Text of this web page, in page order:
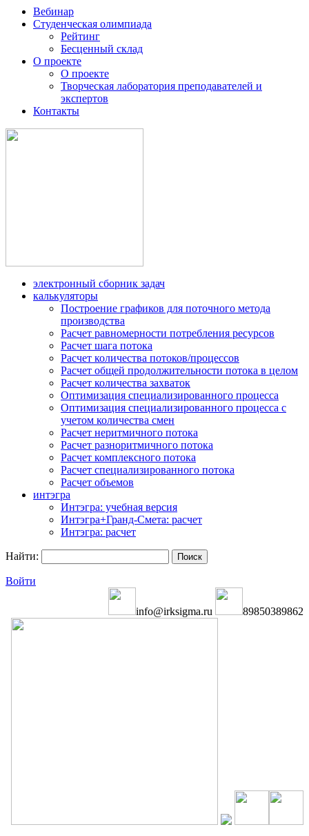
Вебинар
Студенческая олимпиада
Рейтинг
Бесценный склад
О проекте
О проекте
Творческая лаборатория преподавателей и
экспертов
Контакты
электронный сборник задач
калькуляторы
Построение графиков для поточного метода
производства
Расчет равномерности потребления ресурсов
Расчет шага потока
Расчет количества потоков/процессов
Расчет общей продолжительности потока в целом
Расчет количества захваток
Оптимизация специализированного процесса
Оптимизация специализированного процесса с
учетом количества смен
Расчет неритмичного потока
Расчет разноритмичного потока
Расчет комплексного потока
Расчет специализированного потока
Расчет объемов
интэгра
Интэгра: учебная версия
Интэгра+Гранд-Смета: расчет
Интэгра: расчет
Найти:
Войти
info@irksigma.ru 89850389862